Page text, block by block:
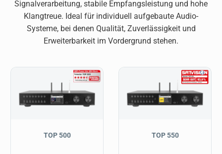
Signalverarbeitung, stabile Empfangsleistung und hohe
Klangtreue. Ideal für individuell aufgebaute Audio-
Systeme, bei denen Qualität, Zuverlässigkeit und
Erweiterbarkeit im Vordergrund stehen.
TOP 500 TOP 550